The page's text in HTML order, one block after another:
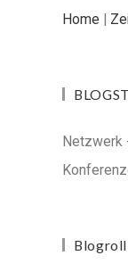
Home |
BLOGST
Netzwerk
Blogroll